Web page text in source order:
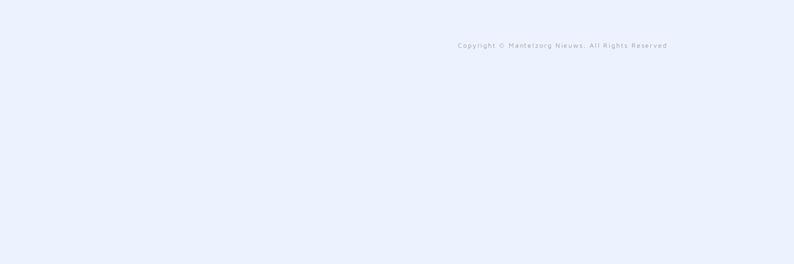
Copyright © Mantelzorg Nieuws. All Rights Reserved